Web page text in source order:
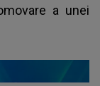
a unei